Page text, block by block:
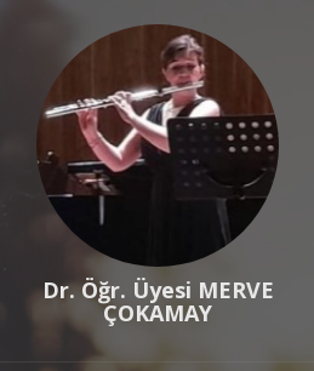
Dr. Öğr. Üyesi MERVE
ÇOKAMAY